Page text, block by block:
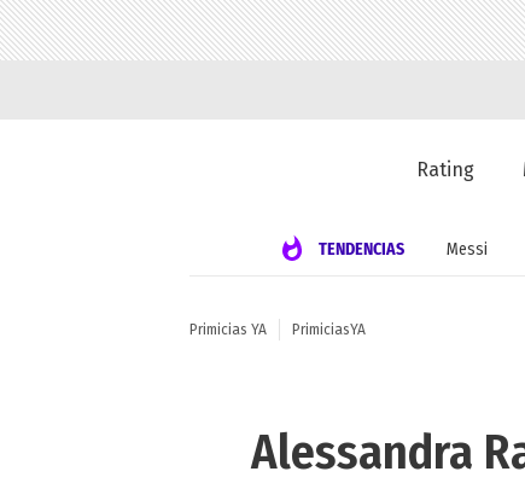
Rating
TENDENCIAS Messi
Primicias YA PrimiciasYA
Alessandra